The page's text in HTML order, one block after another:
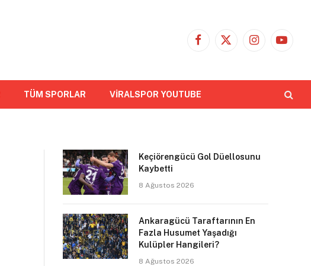
Facebook
X
Instagram
TÜM SPORLAR VİRALSPOR YOUTUBE
Keçiörengücü Gol Düellosunu
Kaybetti
8 Ağustos 2026
Ankaragücü Taraftarının En
Fazla Husumet Yaşadığı
Kulüpler Hangileri?
8 Ağustos 2026